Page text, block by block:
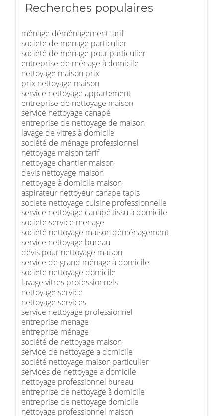
Recherches populaires
ménage déménagement tarif
societe de menage particulier
société de ménage pour particulier
entreprise de ménage à domicile
nettoyage maison prix
prix nettoyage maison
service nettoyage appartement
entreprise de nettoyage maison
service nettoyage canapé
entreprise de nettoyage de maison
lavage de vitres à domicile
société de ménage professionnel
nettoyage maison tarif
nettoyage chantier maison
devis nettoyage maison
nettoyage à domicile maison
aspirateur nettoyeur canape tapis
societe nettoyage cuisine professionnelle
service nettoyage canapé tissu à domicile
societe service menage
société nettoyage maison déménagement
service nettoyage bureau
devis pour nettoyage maison
service de grand ménage à domicile
societe nettoyage domicile
lavage vitres professionnels
nettoyage service
nettoyage services
service nettoyage professionnel
entreprise menage
entreprise ménage
société de nettoyage maison
service de nettoyage a domicile
société nettoyage maison particulier
services de nettoyage a domicile
nettoyage professionnel bureau
entreprise de nettoyage à domicile
entreprise de nettoyage domicile
nettoyage professionnel maison